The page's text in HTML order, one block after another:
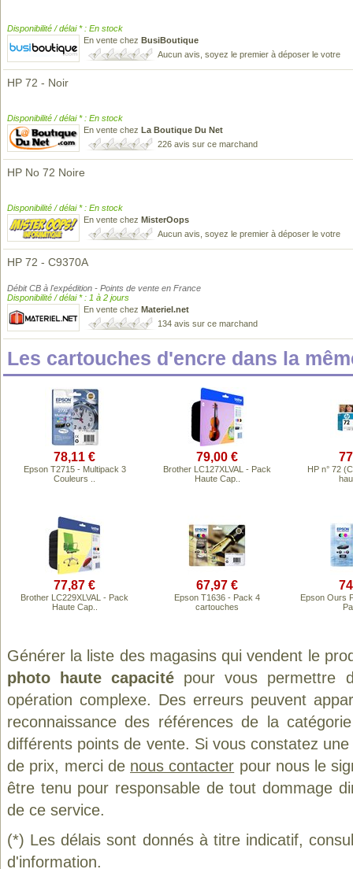
Disponibilité / délai * : En stock
En vente chez BusiBoutique
Aucun avis, soyez le premier à déposer le votre
HP 72 - Noir
Disponibilité / délai * : En stock
En vente chez La Boutique Du Net
226 avis sur ce marchand
HP No 72 Noire
Disponibilité / délai * : En stock
En vente chez MisterOops
Aucun avis, soyez le premier à déposer le votre
HP 72 - C9370A
Débit CB à l'expédition - Points de vente en France
Disponibilité / délai * : 1 à 2 jours
En vente chez Materiel.net
134 avis sur ce marchand
Les cartouches d'encre dans la
78,11 €
Epson T2715 - Multipack 3
Couleurs ..
79,00 €
Brother LC127XLVAL - Pack
Haute Cap..
HP n° 72
77,87 €
Brother LC229XLVAL - Pack
Haute Cap..
67,97 €
Epson T1636 - Pack 4
cartouches
Epson Ours
Générer la liste des magasins qui vendent le
photo haute capacité pour vous permettre
opération complexe. Des erreurs peuvent
reconnaissance des références de la
différents points de vente. Si vous constatez
de prix, merci de nous contacter pour nous le
être tenu pour responsable de tout dommage
de ce service.
(*) Les délais sont donnés à titre indicatif,
d'information.